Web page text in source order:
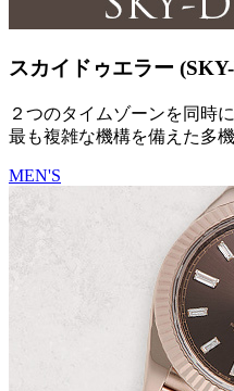
スカイドゥエラー
２つのタイムゾーンを同時
最も複雑な機構を備えた多
MEN'S